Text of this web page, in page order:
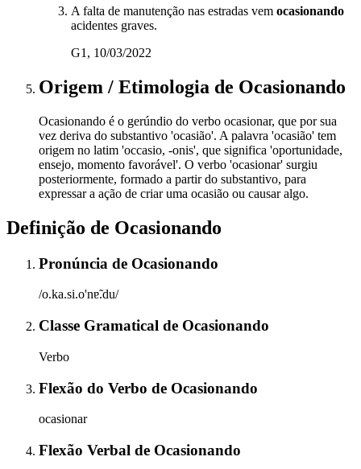
A falta de manutenção nas estradas vem ocasionando
acidentes graves.
G1, 10/03/2022
Origem / Etimologia de Ocasionando
Ocasionando é o gerúndio do verbo ocasionar, que por sua
vez deriva do substantivo 'ocasião'. A palavra 'ocasião' tem
origem no latim 'occasio, -onis', que significa 'oportunidade,
ensejo, momento favorável'. O verbo 'ocasionar' surgiu
posteriormente, formado a partir do substantivo, para
expressar a ação de criar uma ocasião ou causar algo.
Definição de Ocasionando
Pronúncia de Ocasionando
/o.ka.si.o'nɐ̃.du/
Classe Gramatical de Ocasionando
Verbo
Flexão do Verbo de Ocasionando
ocasionar
Flexão Verbal de Ocasionando